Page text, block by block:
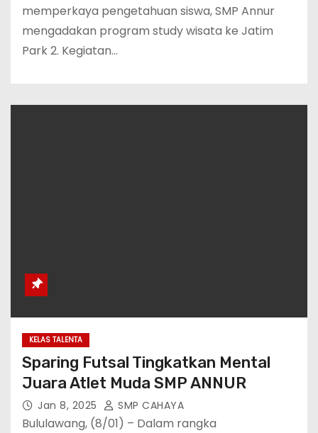
memperkaya pengetahuan siswa, SMP Annur
mengadakan program study wisata ke Jatim
Park 2. Kegiatan…
KELAS TALENTA
Sparing Futsal Tingkatkan Mental
Juara Atlet Muda SMP ANNUR
Jan 8, 2025 SMP CAHAYA
Bululawang, (8/01) – Dalam rangka